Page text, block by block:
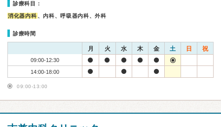
診療科目：
消化器内科 、内科、呼吸器内科、外科
診療時間
月 火 水 木 金 土 日 祝
09:00-12:30
14:00-18:00
09:00-13:00